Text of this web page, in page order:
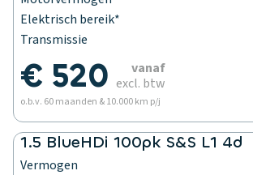
Elektrisch bereik*
Transmissie
€ 520
vanaf
excl. btw
o.b.v. 60 maanden & 10.000 km p/j
1.5 BlueHDi 100pk S&S L1 4d
Vermogen